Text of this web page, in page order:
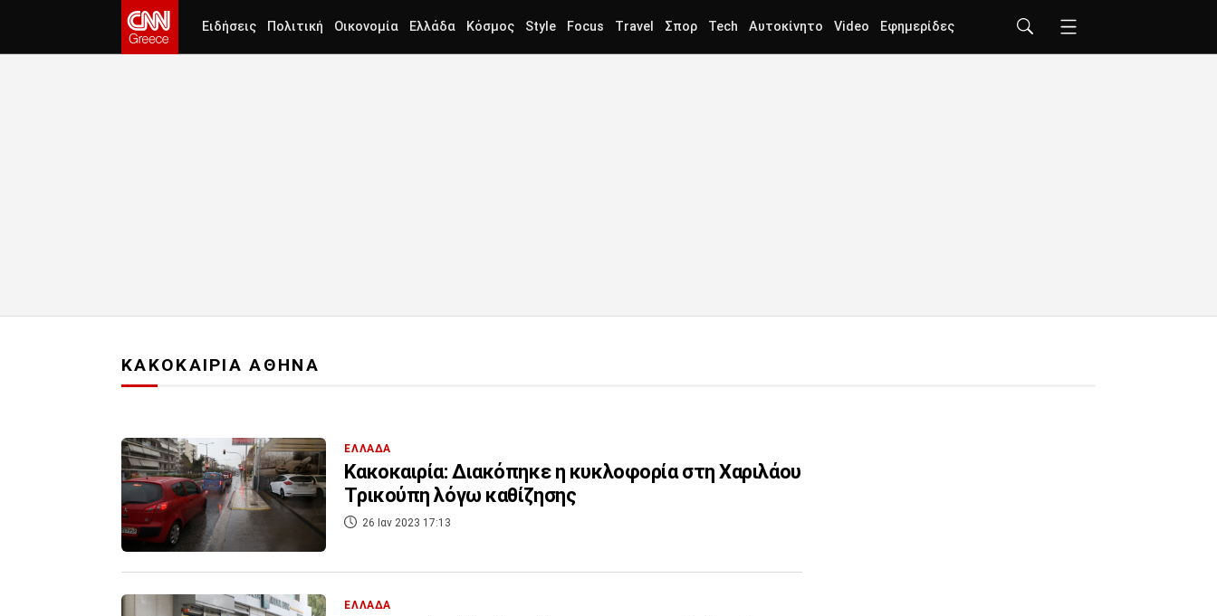
Ειδήσεις Πολιτική Οικονομία Ελλάδα Κόσμος Style Focus Travel Σπορ Tech Αυτοκίνητο Video Εφημερίδες
ΚΑΚΟΚΑΙΡΙΑ ΑΘΗΝΑ
ΕΛΛΑΔΑ
Κακοκαιρία: Διακόπηκε η κυκλοφορία στη Χαριλάου
Τρικούπη λόγω καθίζησης
26 Ιαν 2023 17:13
ΕΛΛΑΔΑ